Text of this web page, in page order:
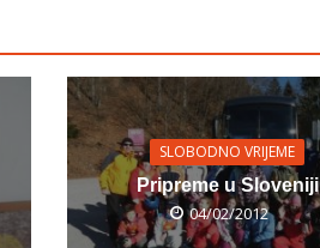
SLOBODNO VRIJEME
Pripreme u Sloveniji
04/02/2012